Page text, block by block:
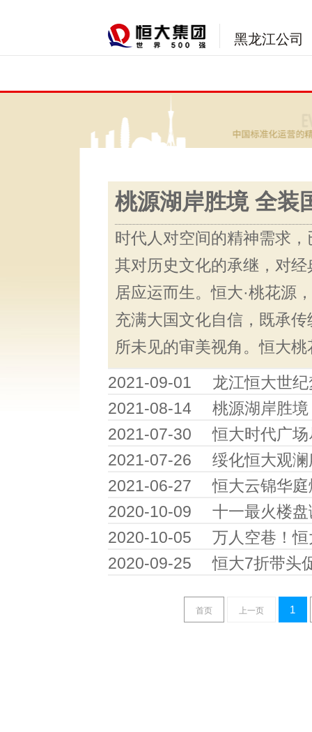
黑龙江公司
桃源湖岸胜境 全装
时代人对空间的精神需求
其对历史文化的承继，对
居应运而生。恒大·桃花源
充满大国文化自信，既承
所未见的审美视角。恒大
2021-09-01
龙江恒大世
2021-08-14
桃源湖岸胜
2021-07-30
恒大时代广
2021-07-26
绥化恒大观
2021-06-27
恒大云锦华
2020-10-09
十一最火楼
2020-10-05
万人空巷！恒
2020-09-25
恒大7折带头
1